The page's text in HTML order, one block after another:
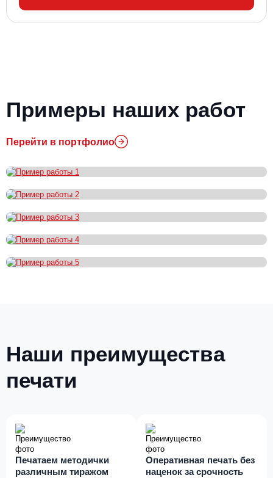
Примеры наших работ
Перейти в портфолио
Наши преимущества
печати
Печатаем методички
различным тиражом
Оперативная печать без
наценок за срочность